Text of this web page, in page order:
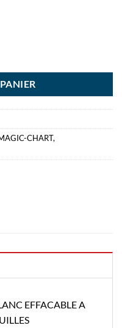
CHART,
EFFACABLE A